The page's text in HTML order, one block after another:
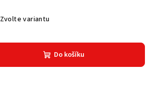
Zvolte variantu
Do košíku